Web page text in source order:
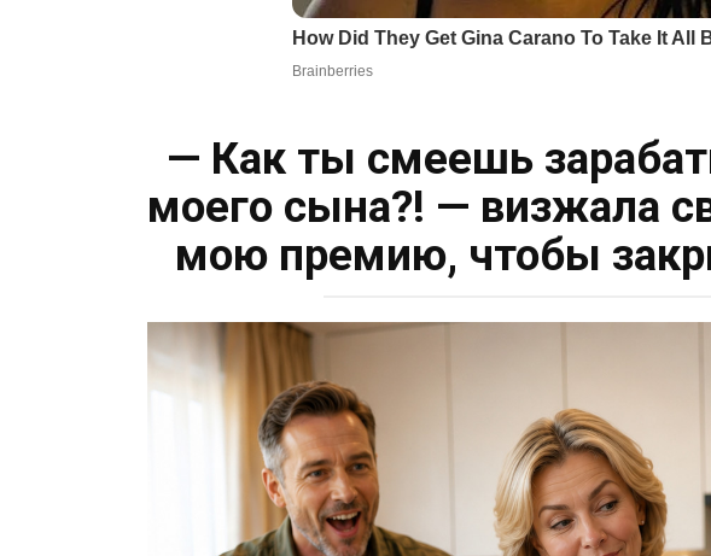
— Как ты смеешь
моего сына?! — визжала
мою премию, чтобы